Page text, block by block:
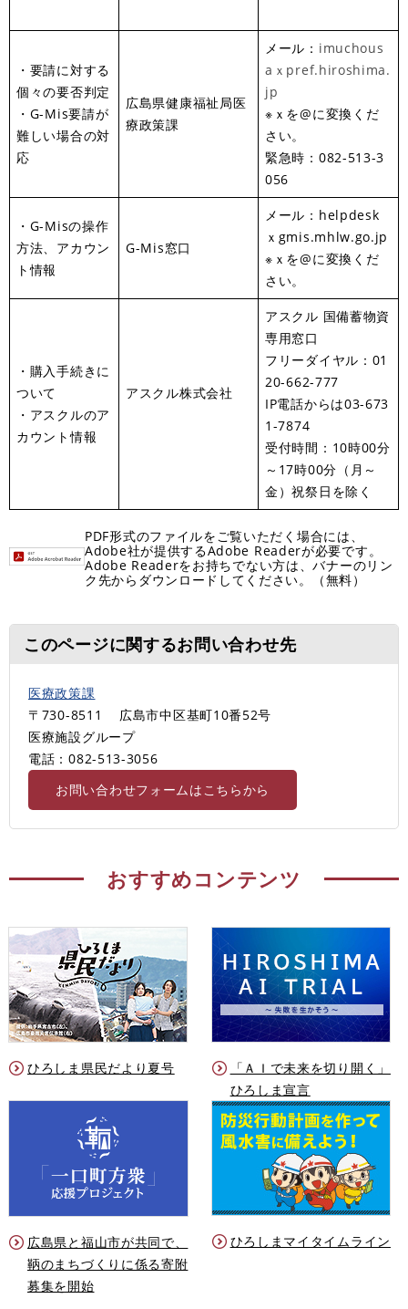
・要請に対する
個々の要否判定
・G-Mis要請が
難しい場合の対
応
広島県健康福祉局医
療政策課
メール： imuchous
aｘpref.hiroshima.
jp
※ｘを@に変換くだ
さい。
緊急時：082-513-3
056
・G-Misの操作
方法、アカウン
ト情報
G-Mis窓口
メール：helpdesk
ｘgmis.mhlw.go.jp
※ｘを@に変換くだ
さい。
・購入手続きに
ついて
・アスクルのア
カウント情報
アスクル株式会社
アスクル 国備蓄物資
専用窓口
フリーダイヤル：01
20-662-777
IP電話からは03-673
1-7874
受付時間：10時00分
～17時00分（月～
金）祝祭日を除く
PDF形式のファイルをご覧いただく場合には、
Adobe社が提供するAdobe Readerが必要です。
Adobe Readerをお持ちでない方は、バナーのリン
ク先からダウンロードしてください。（無料）
このページに関するお問い合わせ先
医療政策課
〒730-8511
広島市中区基町10番52号
医療施設グループ
電話：082-513-3056
お問い合わせフォームはこちらから
おすすめコンテンツ
ひろしま県民だより夏号
「ＡＩで未来を切り開く」
ひろしま宣言
広島県と福山市が共同で、
鞆のまちづくりに係る寄附
募集を開始
ひろしまマイタイムライン